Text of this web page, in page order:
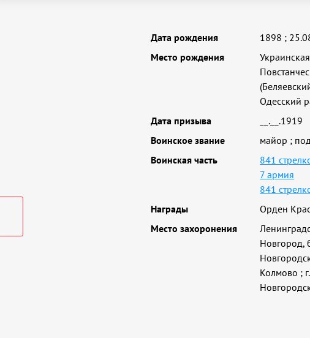
Дата рождения 1898 ;
Место рождения
Одесский
Дата призыва
__.__.1919
Воинское звание
майор ;
Воинская часть
841
7 армия
841
Награды
Орден
Место захоронения
Новгород,
Колмово ;